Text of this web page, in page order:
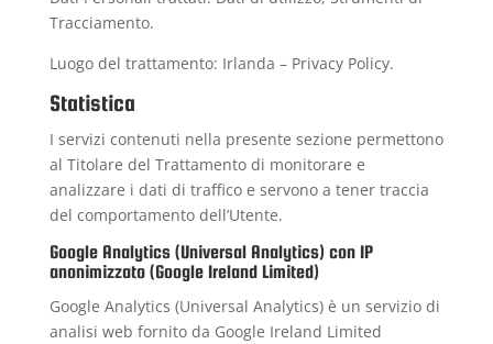
Tracciamento.
Luogo del trattamento: Irlanda – Privacy Policy.
Statistica
I servizi contenuti nella presente sezione permettono
al Titolare del Trattamento di monitorare e
analizzare i dati di traffico e servono a tener traccia
del comportamento dell’Utente.
Google Analytics (Universal Analytics) con IP
anonimizzato (Google Ireland Limited)
Google Analytics (Universal Analytics) è un servizio di
analisi web fornito da Google Ireland Limited